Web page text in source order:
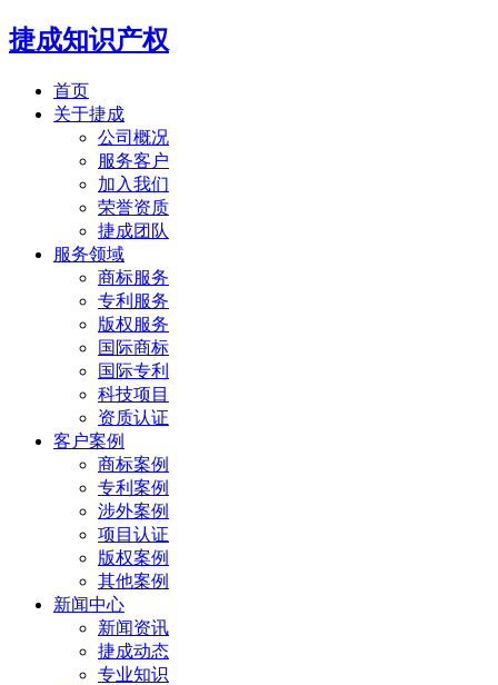
捷成知识产权
首页
关于捷成
公司概况
服务客户
加入我们
荣誉资质
捷成团队
服务领域
商标服务
专利服务
版权服务
国际商标
国际专利
科技项目
资质认证
客户案例
商标案例
专利案例
涉外案例
项目认证
版权案例
其他案例
新闻中心
新闻资讯
捷成动态
专业知识